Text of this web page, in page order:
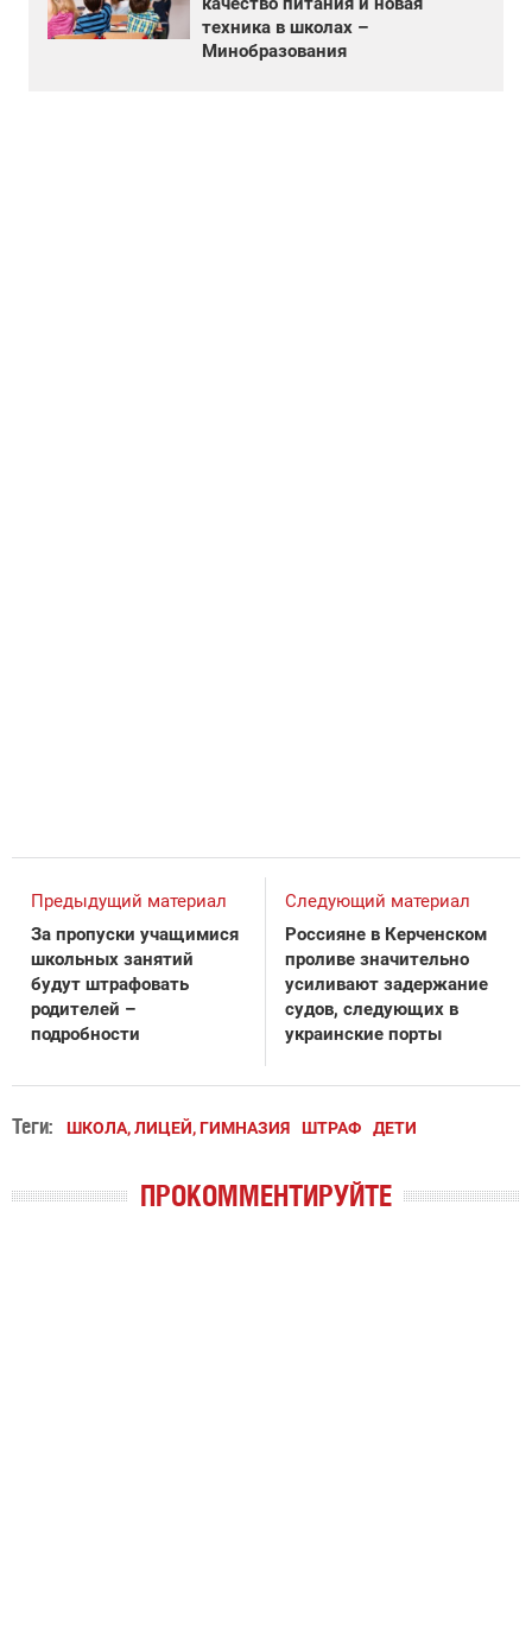
техника в школах –
Минобразования
Предыдущий материал
За пропуски учащимися
школьных занятий
будут штрафовать
родителей –
подробности
Следующий материал
Россияне в Керченском
проливе значительно
усиливают задержание
судов, следующих в
украинские порты
Теги: ШКОЛА, ЛИЦЕЙ, ГИМНАЗИЯ ШТРАФ ДЕТИ
ПРОКОММЕНТИРУЙТЕ